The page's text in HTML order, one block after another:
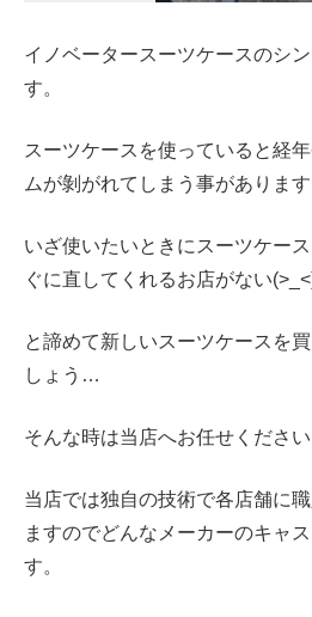
イノベータースーツケースのシ
す。
スーツケースを使っていると経
ムが剝がれてしまう事があります
いざ使いたいときにスーツケー
ぐに直してくれるお店がない
と諦めて新しいスーツケースを
しょう…
そんな時は当店へお任せください
当店では独自の技術で各店舗に
ますのでどんなメーカーのキャ
す。